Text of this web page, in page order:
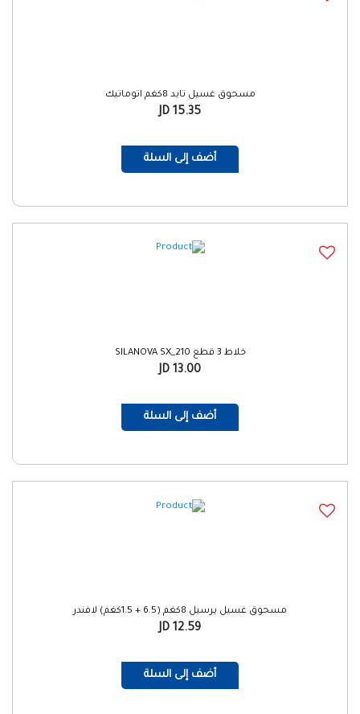
مسحوق غسيل تايد 8كغم اتوماتيك
15.35 JD
أضف إلى السلة
خلاط 3 قطع SILANOVA SX_210
13.00 JD
أضف إلى السلة
مسحوق غسيل برسيل 8كغم (6.5 + 1.5كغم) لافندر
12.59 JD
أضف إلى السلة